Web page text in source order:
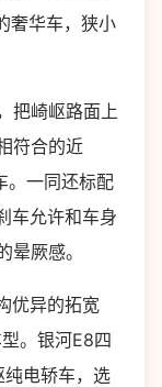
奢华车，狭小
把崎岖路面上
符合的近
。一同还标配
车允许和车身
厥感。
优异的拓宽
。银河E8四
电轿车，选